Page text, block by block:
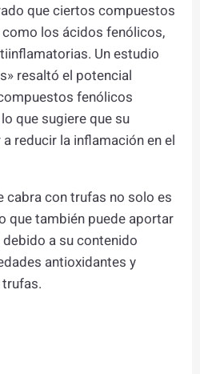
que ciertos compuestos
como los ácidos fenólicos,
Un estudio
resaltó el potencial
fenólicos
que sugiere que su
reducir la inflamación en el
cabra con trufas no solo es
que también puede aportar
a su contenido
antioxidantes y